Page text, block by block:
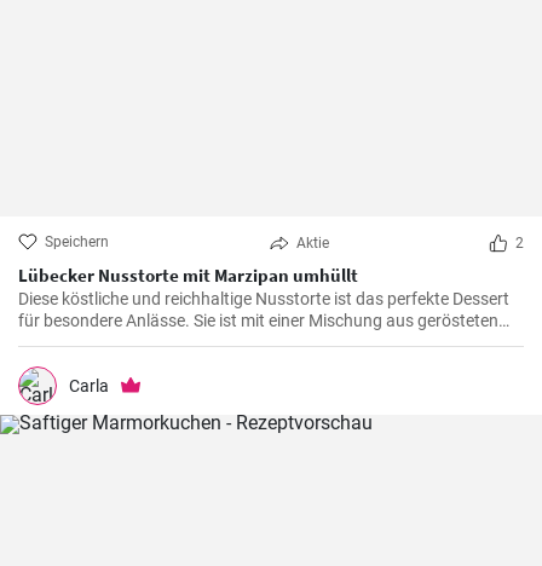
Speichern Aktie 2
Lübecker Nusstorte mit Marzipan umhüllt
Diese köstliche und reichhaltige Nusstorte ist das perfekte Dessert
für besondere Anlässe. Sie ist mit einer Mischung aus gerösteten
Nüssen und einer cremigen Füllung gefüllt, die von einer knackigen
Schicht Marzipan umhüllt wird.
Carla